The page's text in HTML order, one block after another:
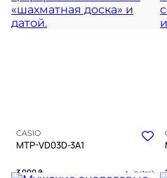
С НАШИМ
CASIO
MTP-VD03D-3A1
3 000₴ in stock